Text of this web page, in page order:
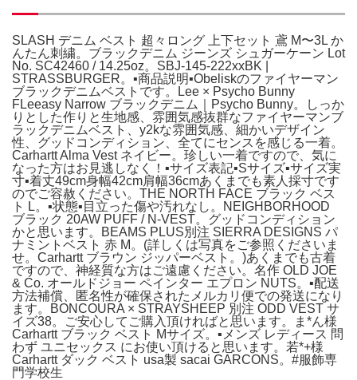
SLASH デニム ベスト 超々ロング 上下セット 鳶 M〜3L か
んたん刺繍。ブラックデニム ジーンズ シュガーケーン Lot
No. SC42460 / 14.25oz。SBJ-145-222xxBK |
STRASSBURGER。▪️商品説明▪️Obeliskのファイヤーマン
ブラックデニムベストです。Lee × Psycho Bunny
FLeeasy Narrow ブラックデニム｜Psycho Bunny。しっか
りとした作りと生地感、雰囲気感抜群なファイヤーマンブ
ラックデニムベスト、y2kな雰囲気感、細かいデザイン
性、グッドコンディション、全てにセンスを感じる一着。
Carhartt Alma Vest ネイビー。珍しい一着ですので、気に
なった方はお見逃しなく！▪️サイズ表記▪️Sサイズ▪️サイズ実
寸▪️着丈49cm身幅42cm肩幅36cmあくまでも素人採寸です
のでご容赦ください。THE NORTH FACE ブラック ベス
ト L。▪️状態▪️目立った傷や汚れなし。NEIGHBORHOOD
ブラック 20AW PUFF / N-VEST。グッドコンディション
かと思います。BEAMS PLUS別注 SIERRA DESIGNS パ
ナミントベスト 赤 M。(詳しくは写真をご参照くださいま
せ。Carhartt ブラウン ジッパーベスト。)あくまでも古着
ですので、神経質な方はご遠慮ください。名作 OLD JOE
& Co. オールドジョー ペインター エプロン NUTS。▪️配送
方法補償、匿名性が確保されたメルカリ便での発送になり
ます。BONCOURA × STRAYSHEEP 別注 ODD VEST サ
イズ38。ご安心してご購入頂ければと思います。ま*ん様
Carhartt ブラック ベスト Mサイズ。▪️メンズ レディース 問
わず ユニセックス にお使い頂けると思います。若*+様
Carhartt ダック ベスト usa製 sacai GARCONS。#服飾専
門学校生